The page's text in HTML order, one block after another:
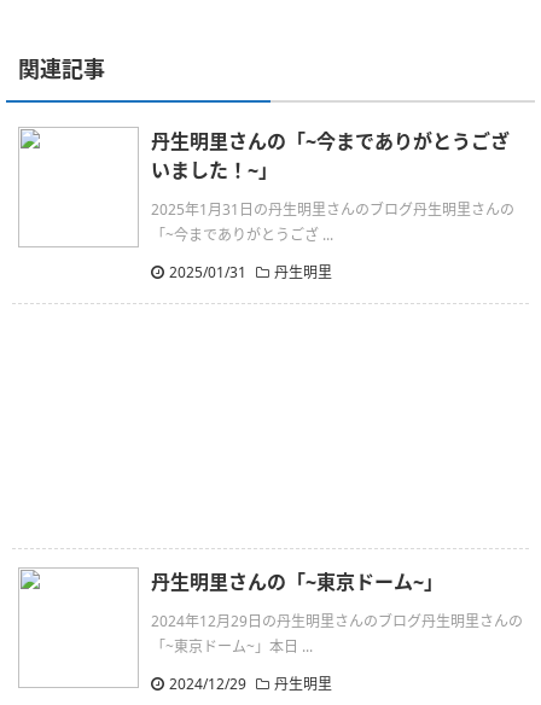
関連記事
丹生明里さんの「~今までありがとうござ
いました！~」
2025年1月31日の丹生明里さんのブログ丹生明里さんの
「~今までありがとうござ ...
2025/01/31
丹生明里
丹生明里さんの「~東京ドーム~」
2024年12月29日の丹生明里さんのブログ丹生明里さんの
「~東京ドーム~」本日 ...
2024/12/29
丹生明里